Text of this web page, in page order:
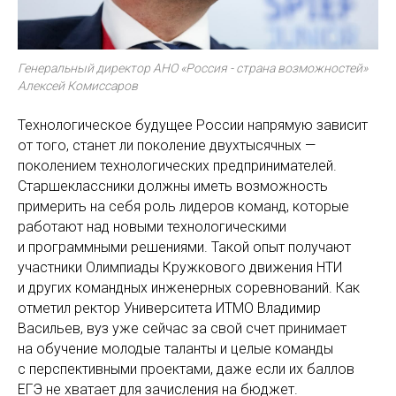
Генеральный директор АНО «Россия - страна возможностей»
Алексей Комиссаров
Технологическое будущее России напрямую зависит
от того, станет ли поколение двухтысячных —
поколением технологических предпринимателей.
Старшеклассники должны иметь возможность
примерить на себя роль лидеров команд, которые
работают над новыми технологическими
и программными решениями. Такой опыт получают
участники Олимпиады Кружкового движения НТИ
и других командных инженерных соревнований. Как
отметил ректор Университета ИТМО Владимир
Васильев, вуз уже сейчас за свой счет принимает
на обучение молодые таланты и целые команды
с перспективными проектами, даже если их баллов
ЕГЭ не хватает для зачисления на бюджет.